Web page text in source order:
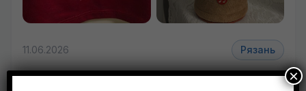
11.06.2026 Рязань
Отдам платье трикотажное р- ×